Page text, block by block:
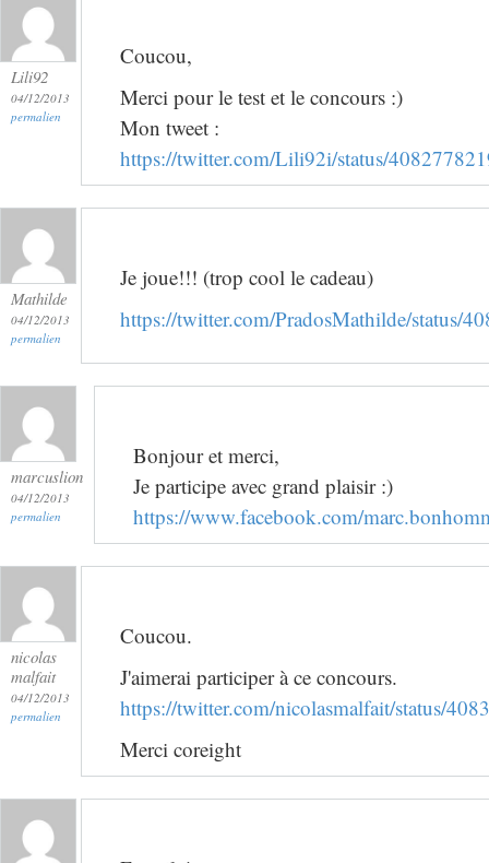
Lili92
04/12/2013
permalien
Coucou,
Merci pour le test et le concours :)
Mon tweet :
https://twitter.com/Lili92i/status/
Mathilde
04/12/2013
permalien
Je joue!!! (trop cool le cadeau)
https://twitter.com/PradosMathilde/status/
marcuslion
04/12/2013
permalien
Bonjour et merci,
Je participe avec grand plaisir :)
https://www.facebook.com/
nicolas
malfait
04/12/2013
permalien
Coucou.
J'aimerai participer à ce concours.
https://twitter.com/nicolasmalfait/status/
Merci coreight